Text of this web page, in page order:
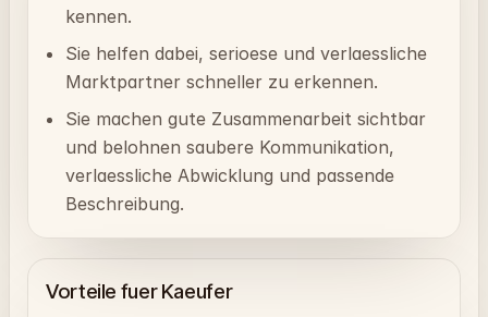
kennen.
Sie helfen dabei, serioese und verlaessliche
Marktpartner schneller zu erkennen.
Sie machen gute Zusammenarbeit sichtbar
und belohnen saubere Kommunikation,
verlaessliche Abwicklung und passende
Beschreibung.
Vorteile fuer Kaeufer